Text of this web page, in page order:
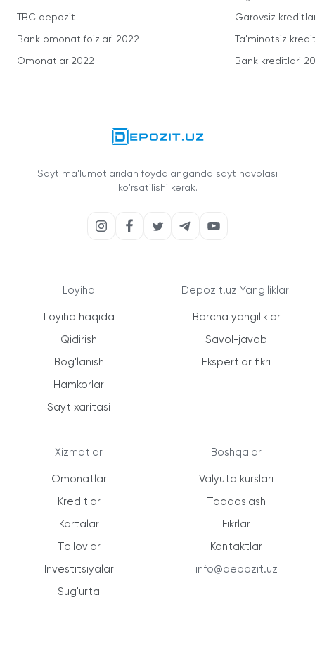
TBC depozit
Bank omonat foizlari 2022
Omonatlar 2022
Garovsiz
Ta'minotsiz
Bank kreditlari
Sayt ma'lumotlaridan foydalanganda sayt havolasi
ko'rsatilishi kerak.
Loyiha
Loyiha haqida
Qidirish
Bog'lanish
Hamkorlar
Sayt xaritasi
Xizmatlar
Omonatlar
Kreditlar
Kartalar
To'lovlar
Investitsiyalar
Sug'urta
Depozit.uz Yangiliklari
Barcha yangiliklar
Savol-javob
Ekspertlar fikri
Boshqalar
Valyuta kurslari
Taqqoslash
Fikrlar
Kontaktlar
info@depozit.uz